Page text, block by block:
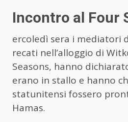
Incontro al Four
ercoledì sera i mediatori
recati nell’alloggio di
Seasons, hanno
erano in stallo e hanno
statunitensi fossero
Hamas.